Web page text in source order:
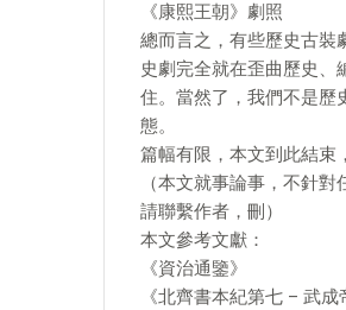
《康熙王朝》劇照
總而言之，有些歷史古裝
史劇完全就在歪曲歷史、
住。當然了，我們不是歷
態。
篇幅有限，本文到此結束
（本文就事論事，不針
請聯繫作者，刪）
本文參考文獻：
《資治通鑒》
《北齊書本紀第七 – 武成